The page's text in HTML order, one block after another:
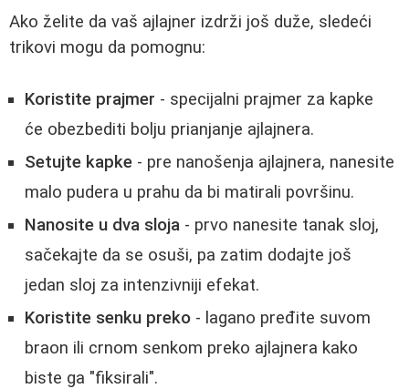
Ako želite da vaš ajlajner izdrži još duže, sledeći
trikovi mogu da pomognu:
Koristite prajmer - specijalni prajmer za kapke
će obezbediti bolju prianjanje ajlajnera.
Setujte kapke - pre nanošenja ajlajnera, nanesite
malo pudera u prahu da bi matirali površinu.
Nanosite u dva sloja - prvo nanesite tanak sloj,
sačekajte da se osuši, pa zatim dodajte još
jedan sloj za intenzivniji efekat.
Koristite senku preko - lagano pređite suvom
braon ili crnom senkom preko ajlajnera kako
biste ga "fiksirali".